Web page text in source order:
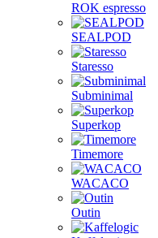
ROK espresso
SEALPOD
Staresso
Subminimal
Superkop
Timemore
WACACO
Outin